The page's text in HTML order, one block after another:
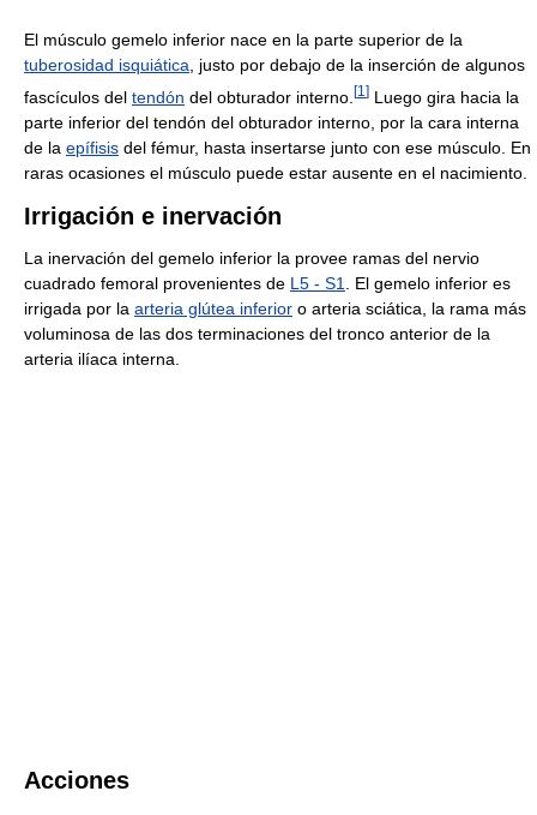
El músculo gemelo inferior nace en la parte superior de la
tuberosidad isquiática , justo por debajo de la inserción de algunos
fascículos del tendón del obturador interno. [1 ] Luego gira hacia la
parte inferior del tendón del obturador interno, por la cara interna
de la epífisis del fémur, hasta insertarse junto con ese músculo. En
raras ocasiones el músculo puede estar ausente en el nacimiento.
Irrigación e inervación
La inervación del gemelo inferior la provee ramas del nervio
cuadrado femoral provenientes de L5 - S1
. El gemelo inferior es
irrigada por la arteria glútea inferior o arteria sciática, la rama más
voluminosa de las dos terminaciones del tronco anterior de la
arteria ilíaca interna.
Acciones